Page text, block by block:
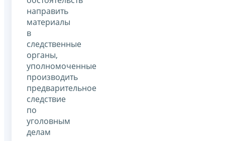
направить
материалы
в
следственные
органы,
уполномоченные
производить
предварительное
следствие
по
уголовным
делам